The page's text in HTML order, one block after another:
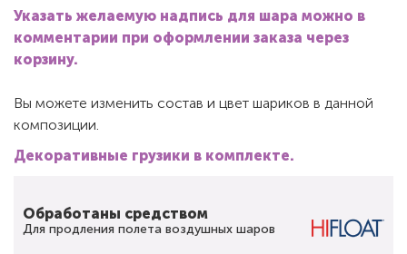
Указать желаемую надпись для шара можно в
комментарии при оформлении заказа через
корзину.
Вы можете изменить состав и цвет шариков в данной
композиции.
Декоративные грузики в комплекте.
Обработаны средством
Для продления полета воздушных шаров